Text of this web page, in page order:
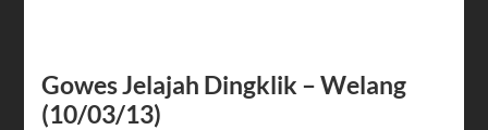
Gowes Jelajah Dingklik – Welang
(10/03/13)